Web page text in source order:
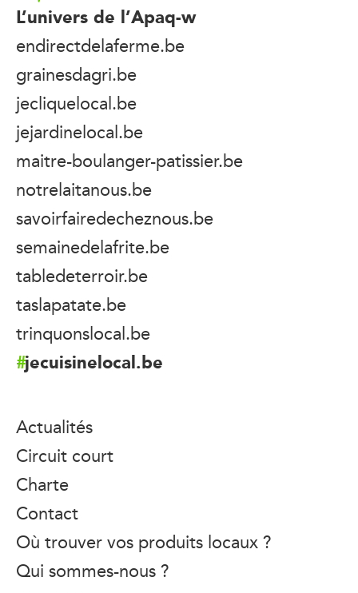
L’univers de l’Apaq-w
endirectdelaferme.be
grainesdagri.be
jecliquelocal.be
jejardinelocal.be
maitre-boulanger-patissier.be
notrelaitanous.be
savoirfairedecheznous.be
semainedelafrite.be
tabledeterroir.be
taslapatate.be
trinquonslocal.be
jecuisinelocal.be
Actualités
Circuit court
Charte
Contact
Où trouver vos produits locaux ?
Qui sommes-nous ?